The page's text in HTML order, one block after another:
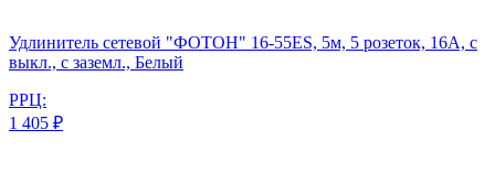
Удлинитель сетевой "ФОТОН" 16-55ЕS, 5м, 5 розеток, 16А, с
выкл., с заземл., Белый
РРЦ:
1 405 ₽